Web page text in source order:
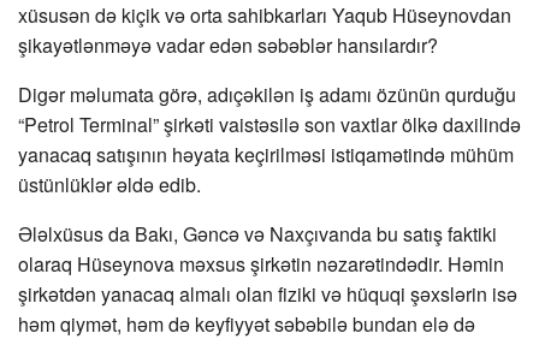
xüsusən də kiçik və orta sahibkarları Yaqub Hüseynovdan
şikayətlənməyə vadar edən səbəblər hansılardır?
Digər məlumata görə, adıçəkilən iş adamı özünün qurduğu
“Petrol Terminal” şirkəti vaistəsilə son vaxtlar ölkə daxilində
yanacaq satışının həyata keçirilməsi istiqamətində mühüm
üstünlüklər əldə edib.
Ələlxüsus da Bakı, Gəncə və Naxçıvanda bu satış faktiki
olaraq Hüseynova məxsus şirkətin nəzarətindədir. Həmin
şirkətdən yanacaq almalı olan fiziki və hüquqi şəxslərin isə
həm qiymət, həm də keyfiyyət səbəbilə bundan elə də